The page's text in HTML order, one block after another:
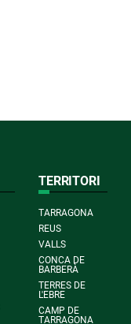
TERRITORI
TARRAGONA
REUS
VALLS
CONCA DE
BARBERÀ
TERRES DE
L'EBRE
CAMP DE
TARRAGONA